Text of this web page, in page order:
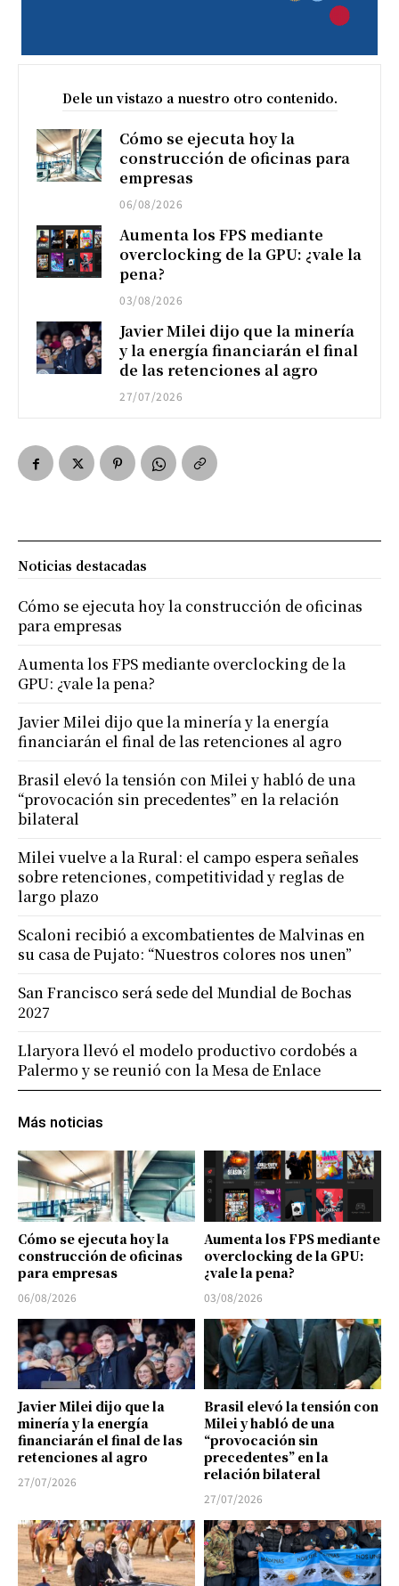
Dele un vistazo a nuestro otro contenido.
Cómo se ejecuta hoy la
construcción de oficinas para
empresas
06/08/2026
Aumenta los FPS mediante
overclocking de la GPU: ¿vale la
pena?
03/08/2026
Javier Milei dijo que la minería
y la energía financiarán el final
de las retenciones al agro
27/07/2026
Más noticias
Cómo se ejecuta hoy la
construcción de oficinas
para empresas
06/08/2026
Aumenta los FPS mediante
overclocking de la GPU:
¿vale la pena?
03/08/2026
Javier Milei dijo que la
minería y la energía
financiarán el final de las
retenciones al agro
27/07/2026
Brasil elevó la tensión con
Milei y habló de una
“provocación sin
precedentes” en la
relación bilateral
27/07/2026
Noticias destacadas
Cómo se ejecuta hoy la construcción de oficinas
para empresas
Aumenta los FPS mediante overclocking de la
GPU: ¿vale la pena?
Javier Milei dijo que la minería y la energía
financiarán el final de las retenciones al agro
Brasil elevó la tensión con Milei y habló de una
“provocación sin precedentes” en la relación
bilateral
Milei vuelve a la Rural: el campo espera señales
sobre retenciones, competitividad y reglas de
largo plazo
Scaloni recibió a excombatientes de Malvinas en
su casa de Pujato: “Nuestros colores nos unen”
San Francisco será sede del Mundial de Bochas
2027
Llaryora llevó el modelo productivo cordobés a
Palermo y se reunió con la Mesa de Enlace